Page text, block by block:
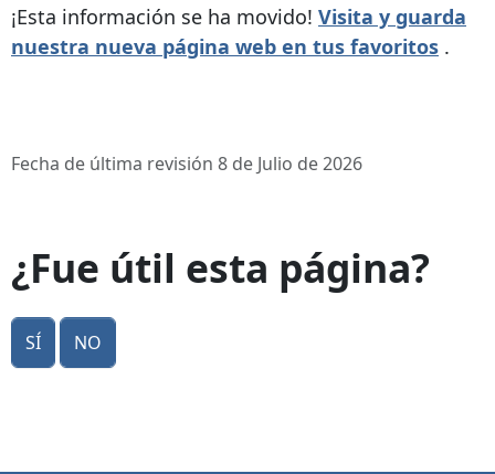
¡Esta información se ha movido! Visita y guarda
nuestra nueva página web en tus favoritos .
Fecha de última revisión 8 de Julio de 2026
¿Fue útil esta página?
Sí No